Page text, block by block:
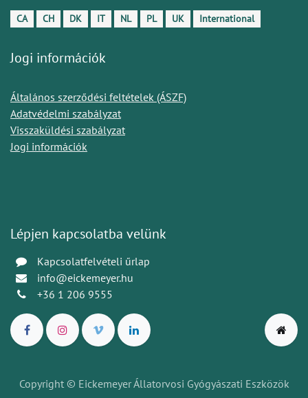
CA CH DK IT NL PL UK International
Jogi információk
Általános szerződési feltételek (ÁSZF)
Adatvédelmi szabályzat
Visszaküldési szabályzat
Jogi információk
Lépjen kapcsolatba velünk
Kapcsolatfelvételi űrlap
info@eickemeyer.hu
+36 1 206 9555
Copyright © Eickemeyer Állatorvosi Gyógyászati Eszközök